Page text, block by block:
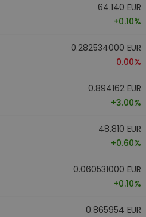
64.140 EUR
+0.10%
0.282534000 EUR
0.00%
0.894162 EUR
+3.00%
48.810 EUR
+0.60%
0.060531000 EUR
+0.10%
0.865954 EUR